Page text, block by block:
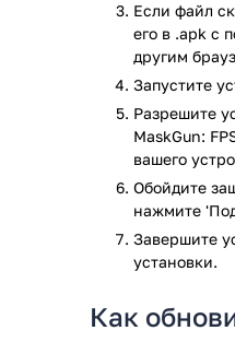
Миссия и
образом.
уровень,
результат.
только
застарелом
захочется.
Если файл
его в .apk с
другим
Запустите
Разрешите
MaskGun:
вашего
Обойдите
нажмите
Завершите
установки.
Как